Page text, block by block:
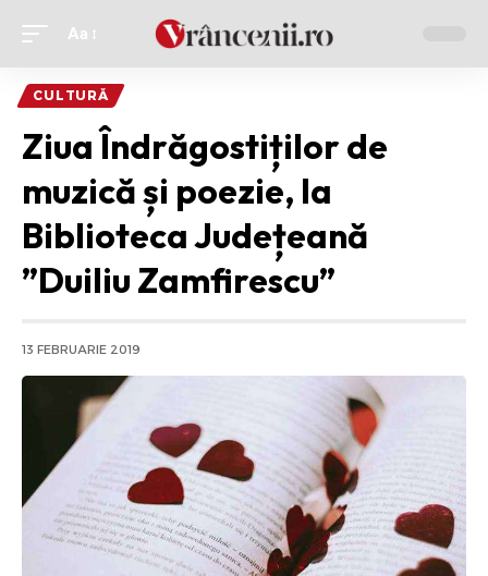
Ajustor
font
Aa
CULTURĂ
Ziua Îndrăgostiților de
muzică și poezie, la
Biblioteca Județeană
”Duiliu Zamfirescu”
13 FEBRUARIE 2019